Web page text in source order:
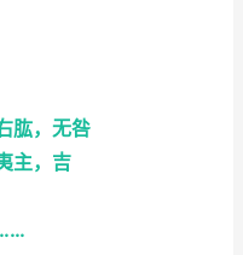
肱，无咎
主，吉